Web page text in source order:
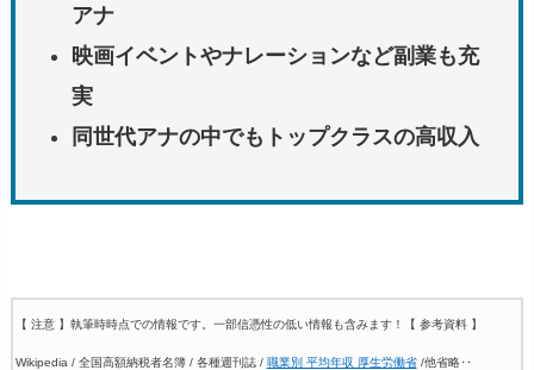
アナ
映画イベントやナレーションなど副業も充
実
同世代アナの中でもトップクラスの高収入
【 注意 】執筆時時点での情報です。一部信憑性の低い情報も含みます！ 【 参考資料 】
Wikipedia / 全国高額納税者名簿 / 各種週刊誌 / 職業別 平均年収 厚生労働省/他省略‥